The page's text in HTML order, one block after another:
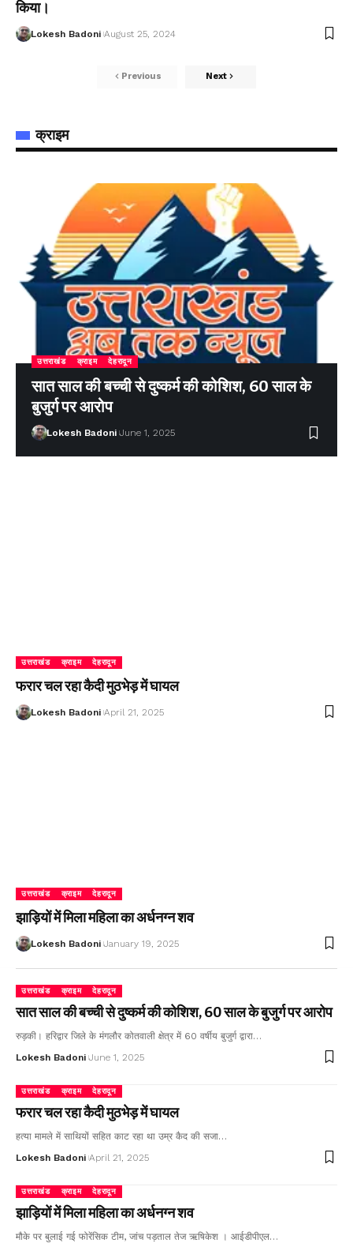
किया।
Lokesh Badoni August 25, 2024
Previous Next
क्राइम
उत्तराखंड क्राइम देहरादून
सात साल की बच्ची से दुष्कर्म की कोशिश, 60 साल के
बुजुर्ग पर आरोप
Lokesh Badoni June 1, 2025
उत्तराखंड क्राइम देहरादून
फरार चल रहा कैदी मुठभेड़ में घायल
Lokesh Badoni April 21, 2025
उत्तराखंड क्राइम देहरादून
झाड़ियों में मिला महिला का अर्धनग्न शव
Lokesh Badoni January 19, 2025
उत्तराखंड क्राइम देहरादून
सात साल की बच्ची से दुष्कर्म की कोशिश, 60 साल के बुजुर्ग पर आरोप
रुड़की। हरिद्वार जिले के मंगलौर कोतवाली क्षेत्र में 60 वर्षीय बुजुर्ग द्वारा…
Lokesh Badoni June 1, 2025
उत्तराखंड क्राइम देहरादून
फरार चल रहा कैदी मुठभेड़ में घायल
हत्या मामले में साथियों सहित काट रहा था उम्र कैद की सजा…
Lokesh Badoni April 21, 2025
उत्तराखंड क्राइम देहरादून
झाड़ियों में मिला महिला का अर्धनग्न शव
मौके पर बुलाई गई फोरेंसिक टीम, जांच पड़ताल तेज ऋषिकेश । आईडीपीएल…